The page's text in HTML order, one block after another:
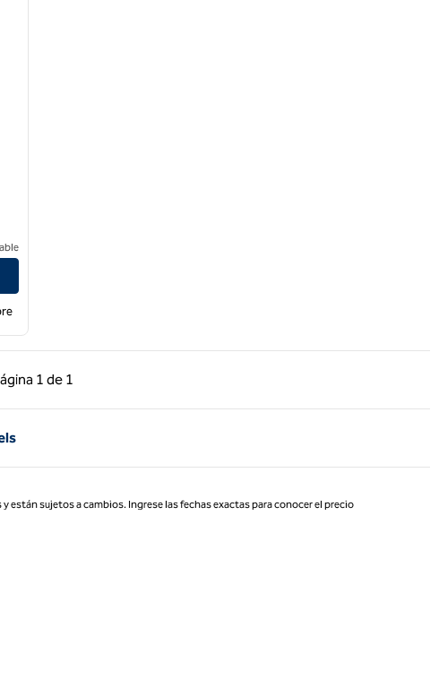
Página 1 de 1
anterior, 1 de 1
1 de 1
sujetos a cambios. Ingrese las fechas exactas para conocer el precio